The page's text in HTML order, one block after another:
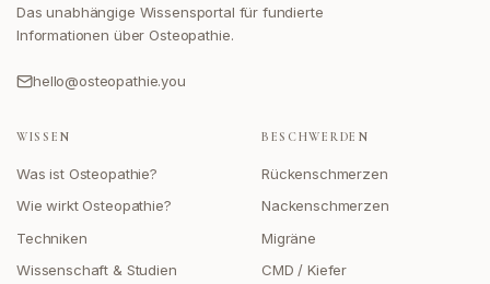
Das unabhängige Wissensportal für fundierte
Informationen über Osteopathie.
hello@osteopathie.you
WISSEN
Was ist Osteopathie?
Wie wirkt Osteopathie?
Techniken
Wissenschaft & Studien
BESCHWERDEN
Rückenschmerzen
Nackenschmerzen
Migräne
CMD / Kiefer